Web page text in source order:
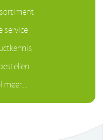
service